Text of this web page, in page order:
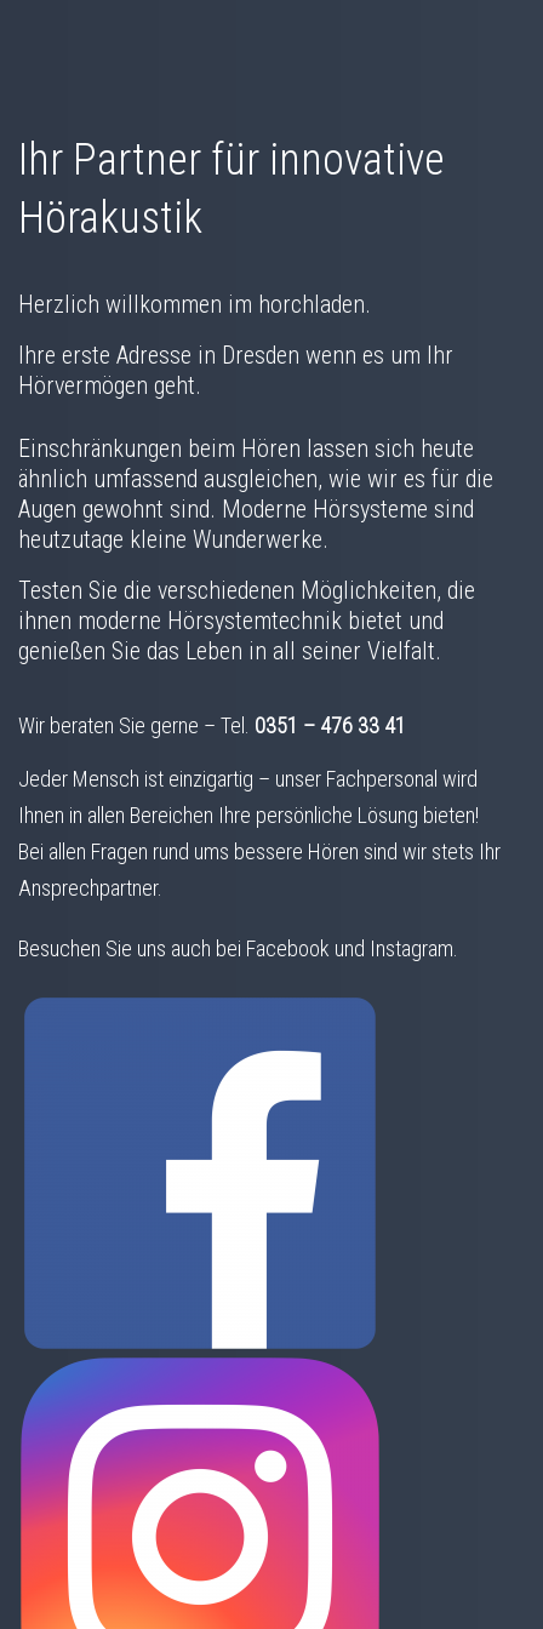
Ihr Partner für innovative
Hörakustik
Herzlich willkommen im horchladen.
Ihre erste Adresse in Dresden wenn es um Ihr
Hörvermögen geht.
Einschränkungen beim Hören lassen sich heute
ähnlich umfassend ausgleichen, wie wir es für die
Augen gewohnt sind. Moderne Hörsysteme sind
heutzutage kleine Wunderwerke.
Testen Sie die verschiedenen Möglichkeiten, die
ihnen moderne Hörsystemtechnik bietet und
genießen Sie das Leben in all seiner Vielfalt.
Wir beraten Sie gerne – Tel. 0351 – 476 33 41
Jeder Mensch ist einzigartig – unser Fachpersonal wird
Ihnen in allen Bereichen Ihre persönliche Lösung bieten!
Bei allen Fragen rund ums bessere Hören sind wir stets Ihr
Ansprechpartner.
Besuchen Sie uns auch bei Facebook und Instagram.